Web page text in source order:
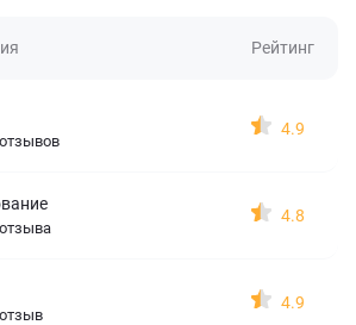
Рейтинг
4.9
4.8
4.9